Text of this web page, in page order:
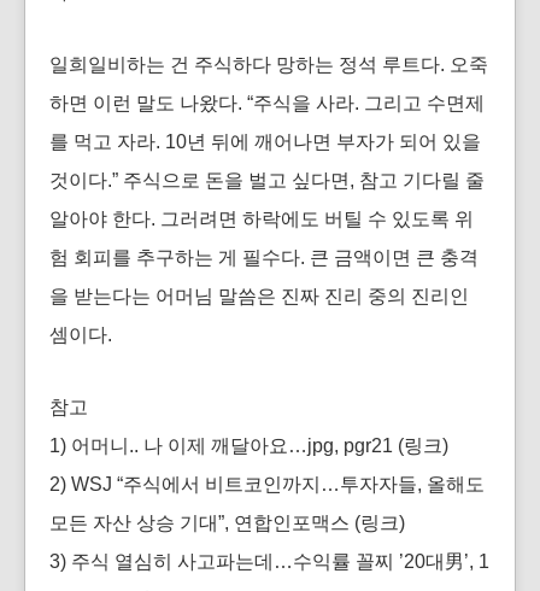
일희일비하는 건 주식하다 망하는 정석 루트다. 오죽
하면 이런 말도 나왔다. “주식을 사라. 그리고 수면제
를 먹고 자라. 10년 뒤에 깨어나면 부자가 되어 있을
것이다.” 주식으로 돈을 벌고 싶다면, 참고 기다릴 줄
알아야 한다. 그러려면 하락에도 버틸 수 있도록 위
험 회피를 추구하는 게 필수다. 큰 금액이면 큰 충격
을 받는다는 어머님 말씀은 진짜 진리 중의 진리인
셈이다.
참고
1) 어머니.. 나 이제 깨달아요…jpg, pgr21 (링크)
2) WSJ “주식에서 비트코인까지…투자자들, 올해도
모든 자산 상승 기대”, 연합인포맥스 (링크)
3) 주식 열심히 사고파는데…수익률 꼴찌 ’20대男’, 1